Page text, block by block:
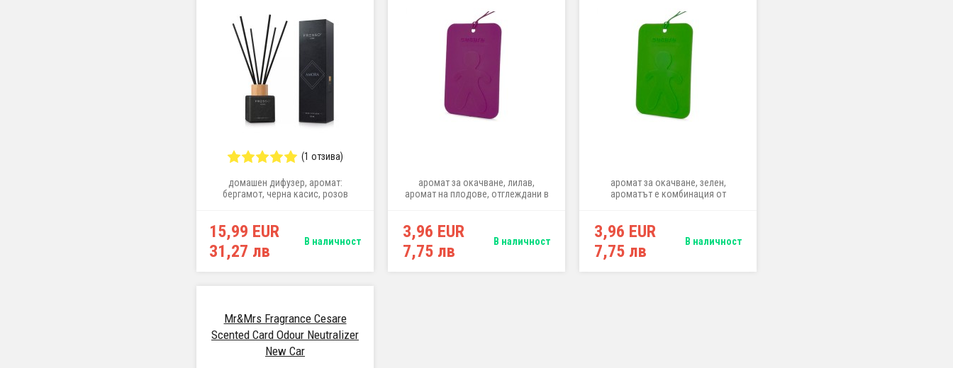
(1 отзива)
домашен дифузер, аромат:
бергамот, черна касис, розов
15,99 EUR
31,27 лв
В наличност
аромат за окачване, лилав,
аромат на плодове, отглеждани в
3,96 EUR
7,75 лв
В наличност
аромат за окачване, зелен,
ароматът е комбинация от
3,96 EUR
7,75 лв
В наличност
Mr&Mrs Fragrance Cesare
Scented Card Odour Neutralizer
New Car